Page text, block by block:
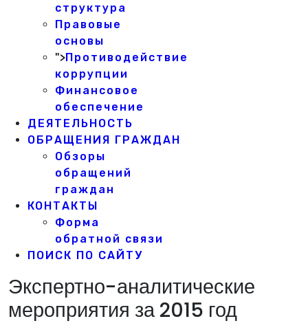
структура
Правовые
основы
">Противодействие
коррупции
Финансовое
обеспечение
ДЕЯТЕЛЬНОСТЬ
ОБРАЩЕНИЯ ГРАЖДАН
Обзоры
обращений
граждан
КОНТАКТЫ
Форма
обратной связи
ПОИСК ПО САЙТУ
Экспертно-аналитические
мероприятия за 2015 год